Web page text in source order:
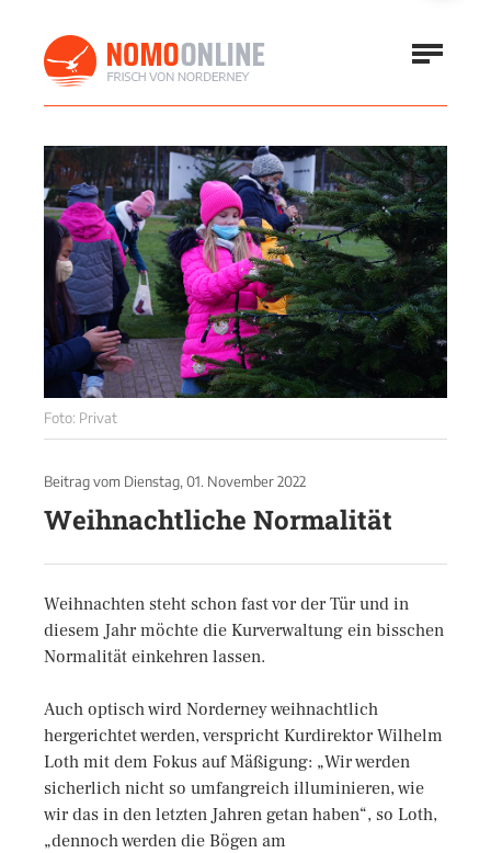
Foto: Privat
Beitrag vom Dienstag, 01. November 2022
Weihnachtliche Normalität
Weihnachten steht schon fast vor der Tür und in
diesem Jahr möchte die Kurverwaltung ein bisschen
Normalität einkehren lassen.
Auch optisch wird Norderney weihnachtlich
hergerichtet werden, verspricht Kurdirektor Wilhelm
Loth mit dem Fokus auf Mäßigung: „Wir werden
sicherlich nicht so umfangreich illuminieren, wie
wir das in den letzten Jahren getan haben“, so Loth,
„dennoch werden die Bögen am